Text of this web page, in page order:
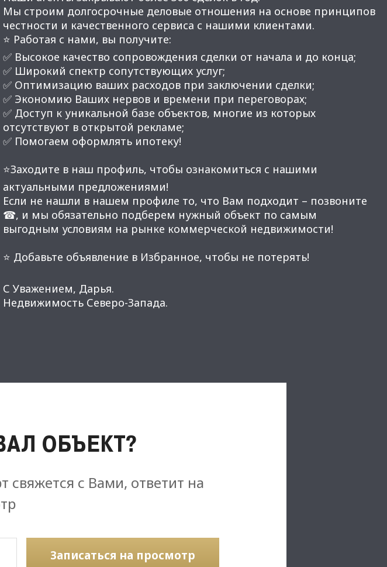
Мы строим долгосрочные деловые отношения на основе принципов
честности и качественного сервиса с нашими клиентами.
⭐ Работая с нами, вы получите:
✅ Высокое качество сопровождения сделки от начала и до конца;
✅ Широкий спектр сопутствующих услуг;
✅ Оптимизацию ваших расходов при заключении сделки;
✅ Экономию Ваших нервов и времени при переговорах;
✅ Доступ к уникальной базе объектов, многие из которых
отсутствуют в открытой рекламе;
✅ Помогаем оформлять ипотеку!
⭐Заходите в наш профиль, чтобы ознакомиться с нашими
актуальными предложениями!
Если не нашли в нашем профиле то, что Вам подходит – позвоните
☎, и мы обязательно подберем нужный объект по самым
выгодным условиям на рынке коммерческой недвижимости!
⭐ Добавьте объявление в Избранное, чтобы не потерять!
С Уважением, Дарья.
Недвижимость Северо-Запада.
ОБЪЕКТ?
свяжется с Вами, ответит на
Записаться на просмотр